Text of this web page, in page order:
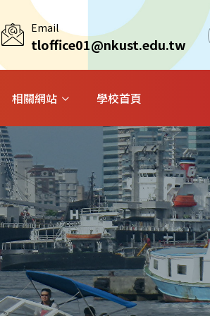
Email
tloffice01@nkust.edu.tw
相關網站 學校首頁